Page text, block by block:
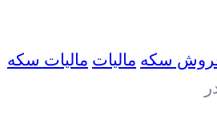
سکه ماليات مالیات سکه